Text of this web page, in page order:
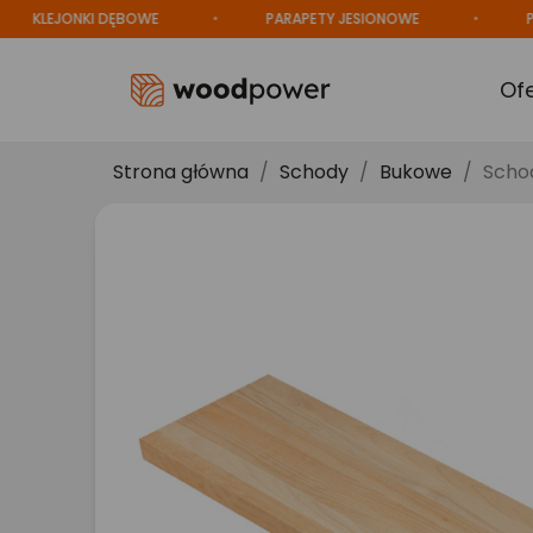
DĘBOWE PARAPETY JESIONOWE
Strona główna Schody Bukowe